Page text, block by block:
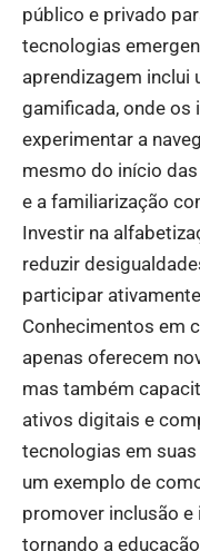
público e privado
tecnologias
aprendizagem inclui
gamificada, onde os
experimentar a
mesmo do início
e a familiarização
Investir na
reduzir
participar
Conhecimentos em
apenas oferecem
mas também
ativos digitais e
tecnologias em suas
um exemplo de
promover inclusão
tornando a